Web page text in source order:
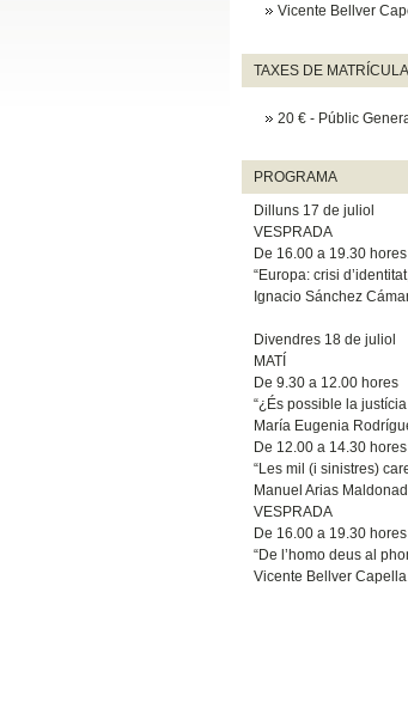
Vicente Bellver
TAXES DE MATRÍCULA
20 € - Públic
PROGRAMA
Dilluns 17 de juliol
VESPRADA
De 16.00 a 19.30 hores
“Europa: crisi
Ignacio Sánchez
Divendres 18 de juliol
MATÍ
De 9.30 a 12.00 hores
“¿És possible la
María Eugenia
De 12.00 a 14.30 hores
“Les mil (i sinistres)
Manuel Arias
VESPRADA
De 16.00 a 19.30 hores
“De l’homo deus al
Vicente Bellver